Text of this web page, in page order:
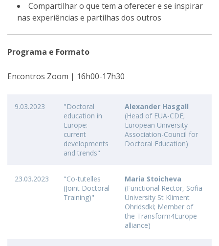
Compartilhar o que tem a oferecer e se inspirar
nas experiências e partilhas dos outros
Programa e Formato
Encontros Zoom | 16h00-17h30
9.03.2023
"Doctoral
education in
Europe:
current
developments
and trends"
Alexander Hasgall
(Head of EUA-CDE;
European University
Association-Council for
Doctoral Education)
23.03.2023
"Co-tutelles
(Joint Doctoral
Training)"
Maria Stoicheva
(Functional Rector, Sofia
University St Kliment
Ohridsdki; Member of
the Transform4Europe
alliance)